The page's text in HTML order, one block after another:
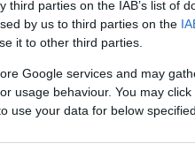
parties on the IAB’s list of
by us to third parties on the
it to other third parties.
Google services and may
usage behaviour. You may
use your data for below